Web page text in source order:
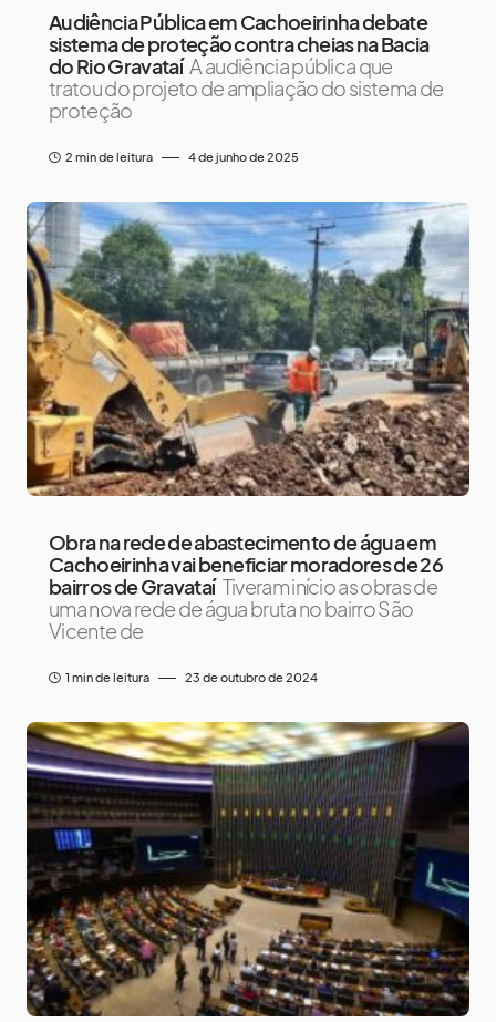
Audiência Pública em Cachoeirinha debate
sistema de proteção contra cheias na Bacia
do Rio Gravataí A audiência pública que
tratou do projeto de ampliação do sistema de
proteção
2 min de leitura 4 de junho de 2025
Obra na rede de abastecimento de água em
Cachoeirinha vai beneficiar moradores de 26
bairros de Gravataí Tiveram início as obras de
uma nova rede de água bruta no bairro São
Vicente de
1 min de leitura 23 de outubro de 2024